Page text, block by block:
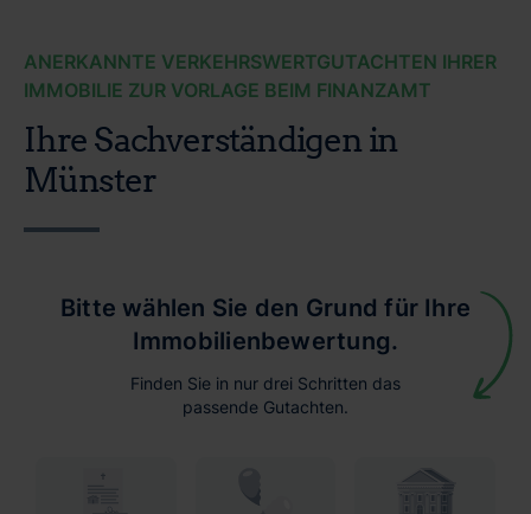
ANERKANNTE VERKEHRSWERTGUTACHTEN IHRER
IMMOBILIE ZUR VORLAGE BEIM FINANZAMT
Ihre Sachverständigen in
Münster
Bitte wählen Sie den Grund für Ihre
Immobilienbewertung.
Finden Sie in nur drei Schritten das
passende Gutachten.